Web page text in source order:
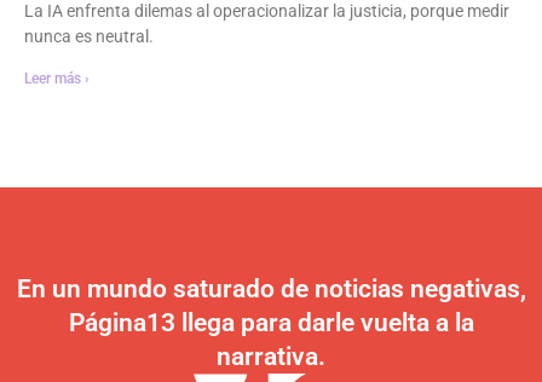
La IA enfrenta dilemas al operacionalizar la justicia, porque medir
nunca es neutral.
Leer más ›
En un mundo saturado de noticias negativas,
Página13 llega para darle vuelta a la
narrativa.